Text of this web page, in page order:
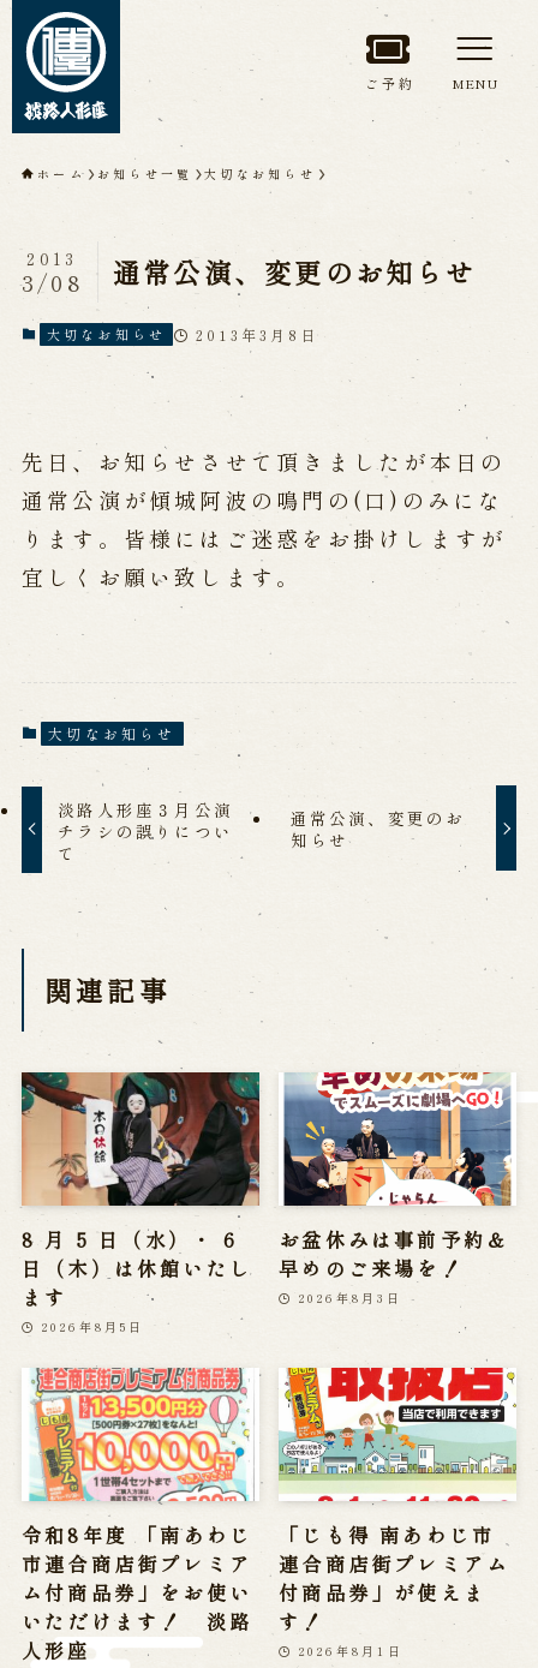
トップページ
淡路人形座について
淡路人形座とは
座員紹介
人間国宝 故鶴澤友路師匠
淡路人形座の成り立ち
淡路人形座で研修した人々
淡路人形浄瑠璃を受け継いで
公演情報
公演カレンダー
開催中の公演
近日開催の公演
出張公演
学校公演
海外旅行客向け特別公演「くにうみ」
淡路島と国生み神話
南あわじ市の伝統芸能
ご利用案内
営業日時・料金 アクセス 館内のご案内
お問い合わせ
よくあるご質問
メールでお問い合わせ
お電話でお問い合わせ
予約
WEB予約
メールフォームから予約
お電話で予約
求人情報
※株式会社うずのくに南あわじの求人情報ページへ移動します
ご予約 MENU
ホーム お知らせ一覧 大切なお知らせ
通常公演、変更のお知らせ
2013
3/08
大切なお知らせ 2013年3月8日
先日、お知らせさせて頂きましたが本日の
通常公演が傾城阿波の鳴門の(口)のみにな
ります。皆様にはご迷惑をお掛けしますが
宜しくお願い致します。
大切なお知らせ
淡路人形座３月公演
チラシの誤りについ
て
通常公演、変更のお
知らせ
関連記事
8 月 5 日（水）・ 6
日（木）は休館いたし
ます
2026年8月5日
お盆休みは事前予約＆
早めのご来場を！
2026年8月3日
令和8年度 「南あわじ
市連合商店街プレミア
ム付商品券」をお使い
いただけます！ 淡路
人形座
「じも得 南あわじ市
連合商店街プレミアム
付商品券」が使えま
す！
2026年8月1日